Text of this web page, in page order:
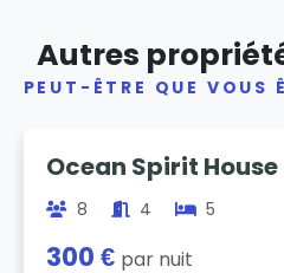
Autres
PEUT-ÊTRE QUE VOUS
Ocean Spirit House
8 4 5
300 € par nuit